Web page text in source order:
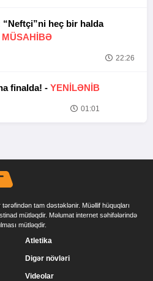
“Neftçi”ni heç bir halda
MÜSAHİBƏ
22:26
finalda! - YENİLƏNİB
01:01
tam dəstəklənir. Müəllif hüquqları
mütləqdir. Məlumat internet səhifələrində
mütləqdir.
Atletika
Digər növləri
Videolar